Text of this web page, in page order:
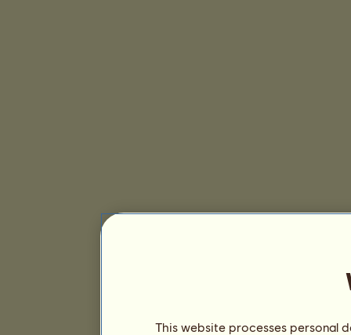
This website processes personal